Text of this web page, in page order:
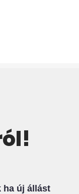
ha új állást